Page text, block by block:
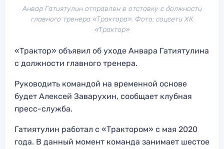
Анвар Гатиятулин отправлен в отставку с должности
главного тренера «Трактора». Фото: соцсети ХК
«Трактор»
«Трактор» объявил об уходе Анвара Гатиятулина
с должности главного тренера.
Руководить командой на временной основе
будет Алексей Заварухин, сообщает клубная
пресс-служба.
Гатиятулин работал с «Трактором» с мая 2020
года. В данный момент команда занимает шестое